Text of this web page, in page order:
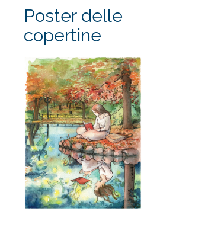
Poster delle
copertine